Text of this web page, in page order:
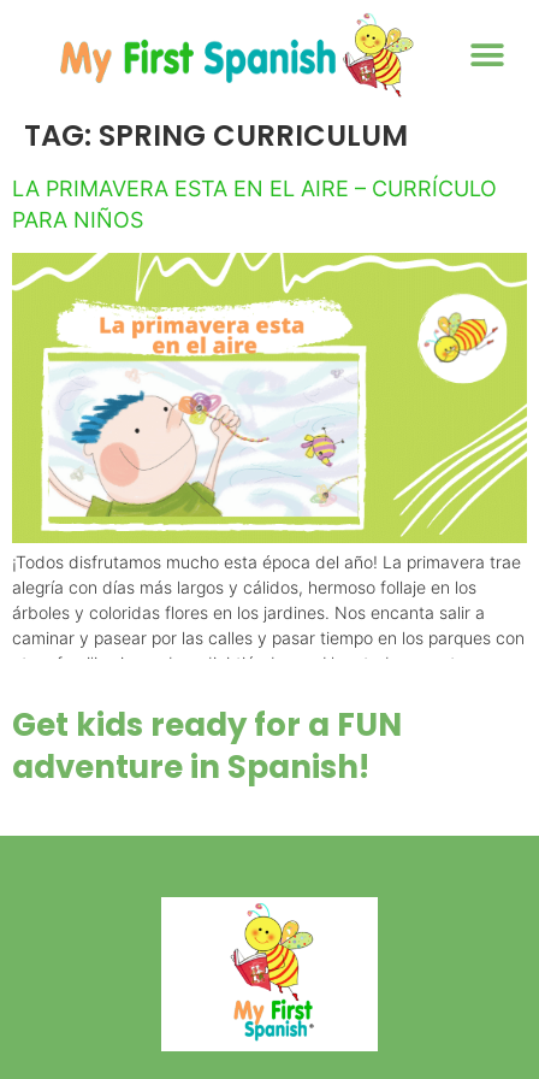
TAG: SPRING CURRICULUM
LA PRIMAVERA ESTA EN EL AIRE – CURRÍCULO
PARA NIÑOS
¡Todos disfrutamos mucho esta época del año! La primavera trae
alegría con días más largos y cálidos, hermoso follaje en los
árboles y coloridas flores en los jardines. Nos encanta salir a
caminar y pasear por las calles y pasar tiempo en los parques con
otras familias jugando y divirtiéndonos. Usar todos nuestros
Get kids ready for a FUN
adventure in Spanish!